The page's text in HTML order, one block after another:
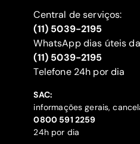
Central de serviços:
(11) 5039-2195
WhatsApp dias úteis
(11) 5039-2195
‍Telefone 24h por dia
SAC:
informações gerais,
‍0800 591 2259
24h por dia